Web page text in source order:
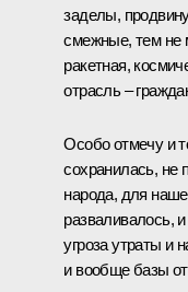
заделы,
смежные, тем не
ракетная,
отрасль –
Особо отмечу и
сохранилась, не
народа, для
разваливалось,
угроза утраты и
и вообще базы